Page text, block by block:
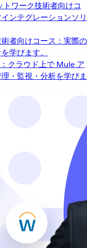
トワーク技術者向けコ
ンテグレーションソリ
者向けコース：実際の
学びます。
クラウド上で Mule ア
・監視・分析を学びま